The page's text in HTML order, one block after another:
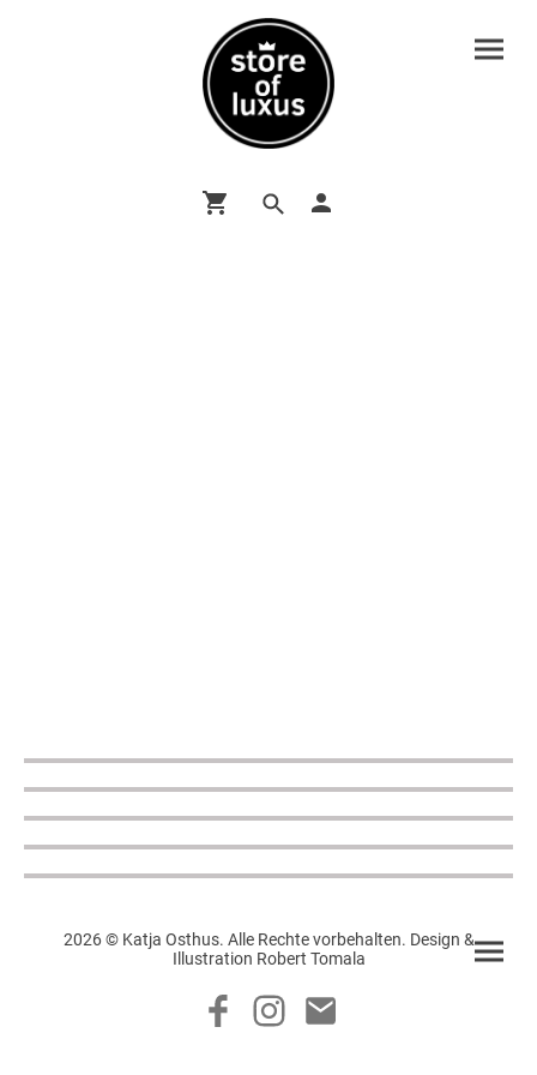
2026 © Katja Osthus. Alle Rechte vorbehalten. Design &
Illustration Robert Tomala